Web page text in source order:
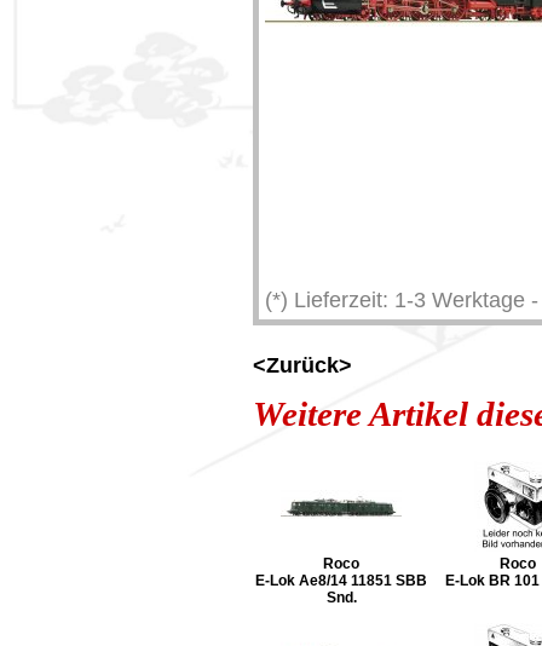
(*) Lieferzeit: 1-3 Werktage
<Zurück>
Weitere Artikel
Roco
E-Lok Ae8/14 11851 SBB
Snd.
Roco
E-Lok BR